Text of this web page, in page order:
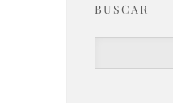
BUSCAR